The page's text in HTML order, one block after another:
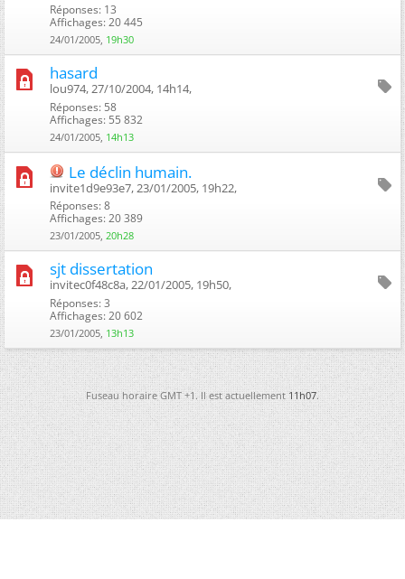
Réponses: 13
Affichages: 20 445
24/01/2005, 19h30
hasard
lou974, 27/10/2004, 14h14, ‎
Réponses: 58
Affichages: 55 832
24/01/2005, 14h13
Le déclin humain.
invite1d9e93e7, 23/01/2005, 19h22, ‎
Réponses: 8
Affichages: 20 389
23/01/2005, 20h28
sjt dissertation
invitec0f48c8a, 22/01/2005, 19h50, ‎
Réponses: 3
Affichages: 20 602
23/01/2005, 13h13
Fuseau horaire GMT +1. Il est actuellement11h07.